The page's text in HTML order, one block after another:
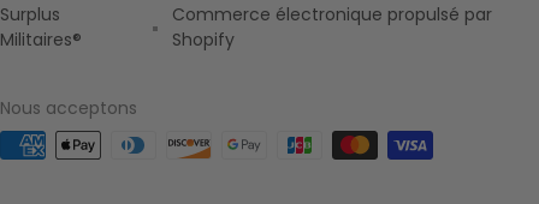
Surplus
Militaires®
Commerce électronique propulsé par
Shopify
Nous acceptons